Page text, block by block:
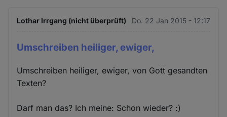
Lothar Irrgang (nicht überprüft) Do. 22 Jan 2015 - 12:17
Umschreiben heiliger, ewiger,
Umschreiben heiliger, ewiger, von Gott gesandten
Texten?
Darf man das? Ich meine: Schon wieder? :)